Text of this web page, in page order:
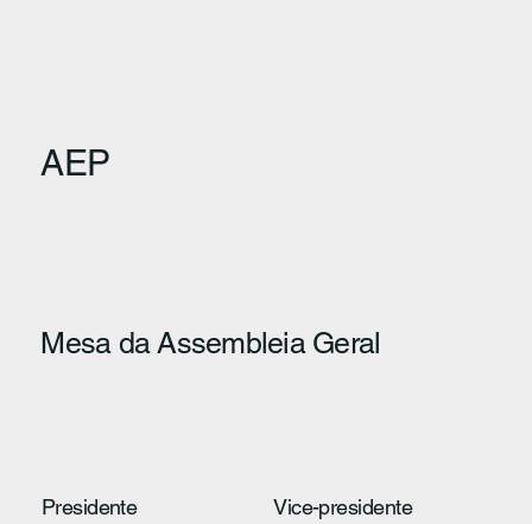
AEP
Mesa da Assembleia Geral
Presidente Vice-presidente